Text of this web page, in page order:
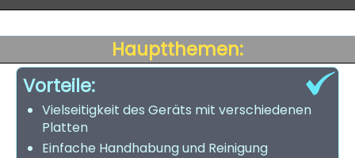
Hauptthemen:
Vorteile:
Vielseitigkeit des Geräts mit verschiedenen
Platten
Einfache Handhabung und Reinigung